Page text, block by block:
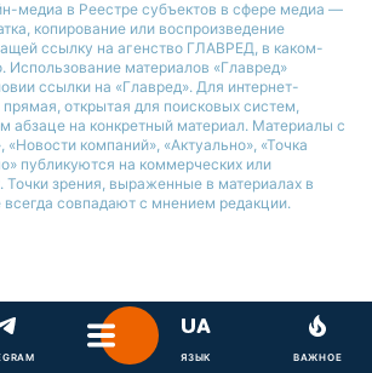
медиа в Реестре cубъектов в сфере медиа —
копирование или воспроизведение
ссылку на агенство ГЛАВРЕД, в каком-
Использование материалов «Главред»
ссылки на «Главред». Для интернет-
прямая, открытая для поисковых систем,
абзаце на конкретный материал. Материалы с
компаний», «Актуально», «Точка
публикуются на коммерческих или
Точки зрения, выраженные в материалах в
совпадают с мнением редакции.
ЯЗЫК ВАЖНОЕ